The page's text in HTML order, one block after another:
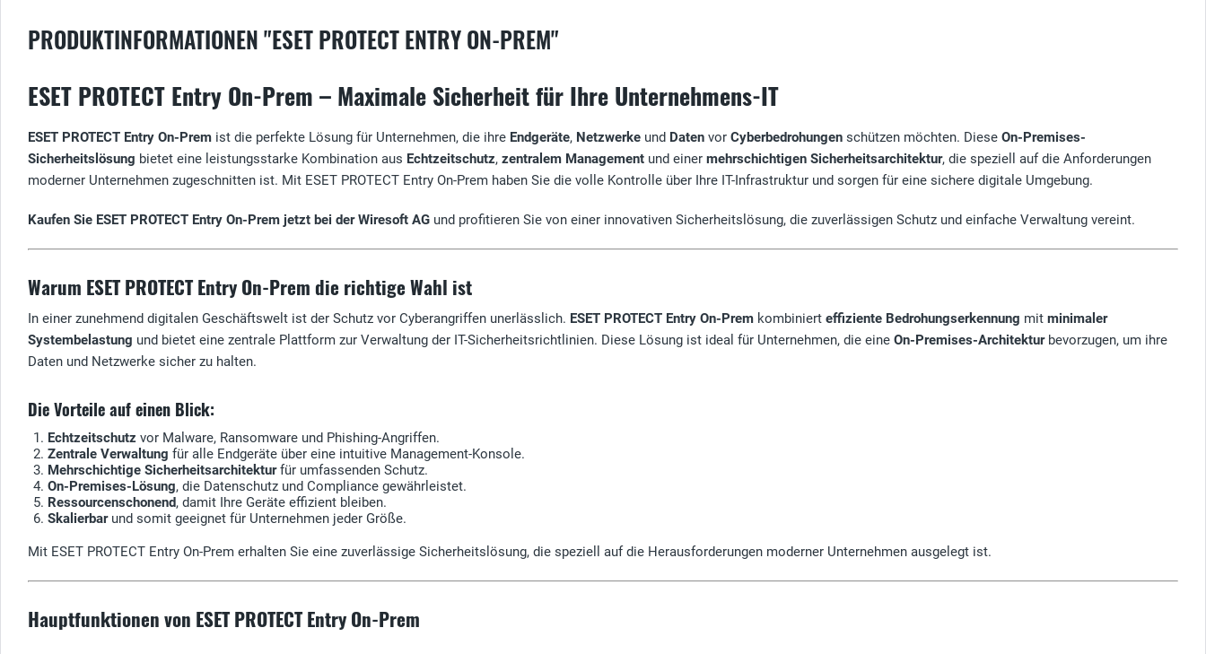
PRODUKTINFORMATIONEN "ESET PROTECT ENTRY ON-PREM"
ESET PROTECT Entry On-Prem – Maximale Sicherheit für Ihre Unternehmens-IT
ESET PROTECT Entry On-Prem ist die perfekte Lösung für Unternehmen, die ihre Endgeräte, Netzwerke und Daten vor Cyberbedrohungen schützen möchten. Diese On-Premises-
Sicherheitslösung bietet eine leistungsstarke Kombination aus Echtzeitschutz, zentralem Management und einer mehrschichtigen Sicherheitsarchitektur, die speziell auf die Anforderungen
moderner Unternehmen zugeschnitten ist. Mit ESET PROTECT Entry On-Prem haben Sie die volle Kontrolle über Ihre IT-Infrastruktur und sorgen für eine sichere digitale Umgebung.
Kaufen Sie ESET PROTECT Entry On-Prem jetzt bei der Wiresoft AG und profitieren Sie von einer innovativen Sicherheitslösung, die zuverlässigen Schutz und einfache Verwaltung vereint.
Warum ESET PROTECT Entry On-Prem die richtige Wahl ist
In einer zunehmend digitalen Geschäftswelt ist der Schutz vor Cyberangriffen unerlässlich. ESET PROTECT Entry On-Prem kombiniert effiziente Bedrohungserkennung mit minimaler
Systembelastung und bietet eine zentrale Plattform zur Verwaltung der IT-Sicherheitsrichtlinien. Diese Lösung ist ideal für Unternehmen, die eine On-Premises-Architekturbevorzugen, um ihre
Daten und Netzwerke sicher zu halten.
Die Vorteile auf einen Blick:
Echtzeitschutz vor Malware, Ransomware und Phishing-Angriffen.
Zentrale Verwaltung für alle Endgeräte über eine intuitive Management-Konsole.
Mehrschichtige Sicherheitsarchitekturfür umfassenden Schutz.
On-Premises-Lösung, die Datenschutz und Compliance gewährleistet.
Ressourcenschonend, damit Ihre Geräte effizient bleiben.
Skalierbarund somit geeignet für Unternehmen jeder Größe.
Mit ESET PROTECT Entry On-Prem erhalten Sie eine zuverlässige Sicherheitslösung, die speziell auf die Herausforderungen moderner Unternehmen ausgelegt ist.
Hauptfunktionen von ESET PROTECT Entry On-Prem